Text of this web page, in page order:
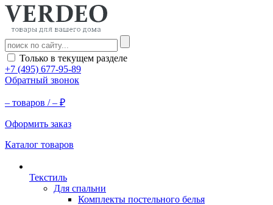
Только в текущем разделе
+7 (495) 677-95-89
Обратный звонок
– товаров /– ₽
Оформить заказ
Каталог товаров
Текстиль
Для спальни
Комплекты постельного белья